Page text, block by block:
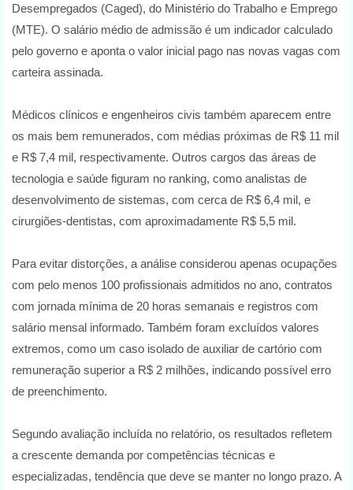
Desempregados (Caged), do Ministério do Trabalho e Emprego
(MTE). O salário médio de admissão é um indicador calculado
pelo governo e aponta o valor inicial pago nas novas vagas com
carteira assinada.
Médicos clínicos e engenheiros civis também aparecem entre
os mais bem remunerados, com médias próximas de R$ 11 mil
e R$ 7,4 mil, respectivamente. Outros cargos das áreas de
tecnologia e saúde figuram no ranking, como analistas de
desenvolvimento de sistemas, com cerca de R$ 6,4 mil, e
cirurgiões-dentistas, com aproximadamente R$ 5,5 mil.
Para evitar distorções, a análise considerou apenas ocupações
com pelo menos 100 profissionais admitidos no ano, contratos
com jornada mínima de 20 horas semanais e registros com
salário mensal informado. Também foram excluídos valores
extremos, como um caso isolado de auxiliar de cartório com
remuneração superior a R$ 2 milhões, indicando possível erro
de preenchimento.
Segundo avaliação incluída no relatório, os resultados refletem
a crescente demanda por competências técnicas e
especializadas, tendência que deve se manter no longo prazo. A